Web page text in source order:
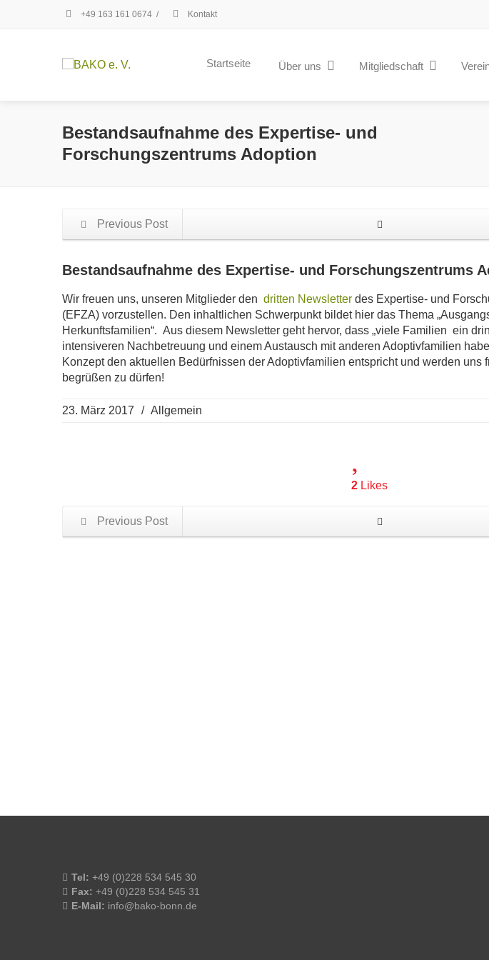
+49 163 161 0674 / Kontakt
Startseite Über uns Mitgliedschaft
Bestandsaufnahme des Expertise- und
Forschungszentrums Adoption
Previous Post
Bestandsaufnahme des Expertise- und Forschungszentrums
Wir freuen uns, unseren Mitglieder den dritten Newsletter des Expertise- und
(EFZA) vorzustellen. Den inhaltlichen Schwerpunkt bildet hier das Thema
Herkunftsfamilien“. Aus diesem Newsletter geht hervor, dass „viele Familien ein
intensiveren Nachbetreuung und einem Austausch mit anderen Adoptivfamilien
Konzept den aktuellen Bedürfnissen der Adoptivfamilien entspricht und werden uns
begrüßen zu dürfen!
23. März 2017 / Allgemein
2Likes
Previous Post
Tel: +49 (0)228 534 545 30
Fax: +49 (0)228 534 545 31
E-Mail: info@bako-bonn.de